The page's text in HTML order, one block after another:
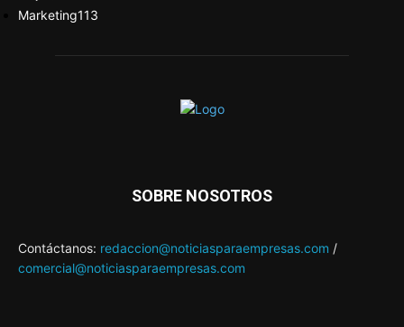
Marketing113
SOBRE NOSOTROS
Contáctanos: redaccion@noticiasparaempresas.com /
comercial@noticiasparaempresas.com